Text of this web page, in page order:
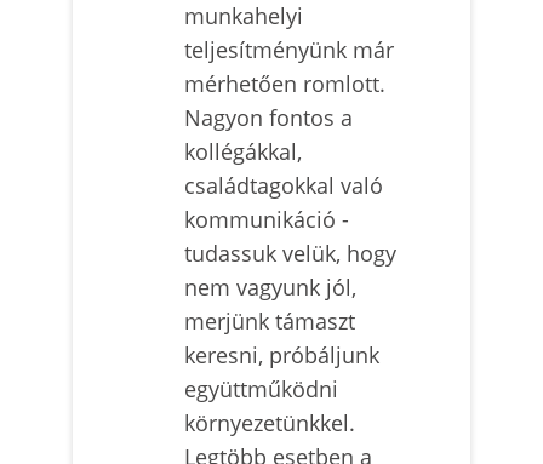
munkahelyi
teljesítményünk már
mérhetően romlott.
Nagyon fontos a
kollégákkal,
családtagokkal való
kommunikáció -
tudassuk velük, hogy
nem vagyunk jól,
merjünk támaszt
keresni, próbáljunk
együttműködni
környezetünkkel.
Legtöbb esetben a